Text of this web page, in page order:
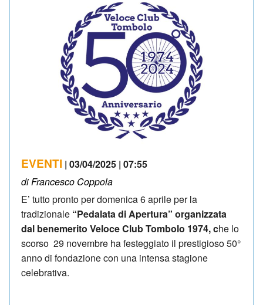
NEWSLETTER
EVENTI | 03/04/2025 | 07:55
di Francesco Coppola
E’ tutto pronto per domenica 6 aprile per la
tradizionale “Pedalata di Apertura” organizzata
dal benemerito Veloce Club Tombolo 1974, che lo
scorso 29 novembre ha festeggiato il prestigioso 50°
anno di fondazione con una intensa stagione
celebrativa.